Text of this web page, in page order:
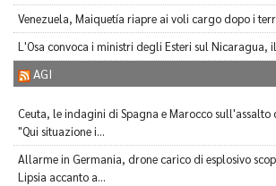
Venezuela, Maiquetía riapre ai voli cargo dopo i
L'Osa convoca i ministri degli Esteri sul Nicaragua,
AGI
Ceuta, le indagini di Spagna e Marocco sull'assalto
"Qui situazione i...
Allarme in Germania, drone carico di esplosivo
Lipsia accanto a...